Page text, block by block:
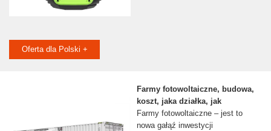
Oferta dla Polski +
Farmy fotowoltaiczne, budowa,
koszt, jaka działka, jak
Farmy fotowoltaiczne – jest to
nowa gałąź inwestycji